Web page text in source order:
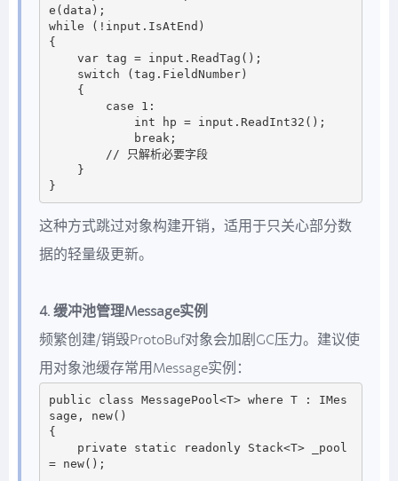
e(data);
while (!input.IsAtEnd)
{
这种方式跳过对象构建开销，适用于只关心部分数
据的轻量级更新。
4. 缓冲池管理Message实例
频繁创建/销毁ProtoBuf对象会加剧GC压力。建议使
用对象池缓存常用Message实例：
public class MessagePool<T> where T : IMes
sage, new()
{
= new();